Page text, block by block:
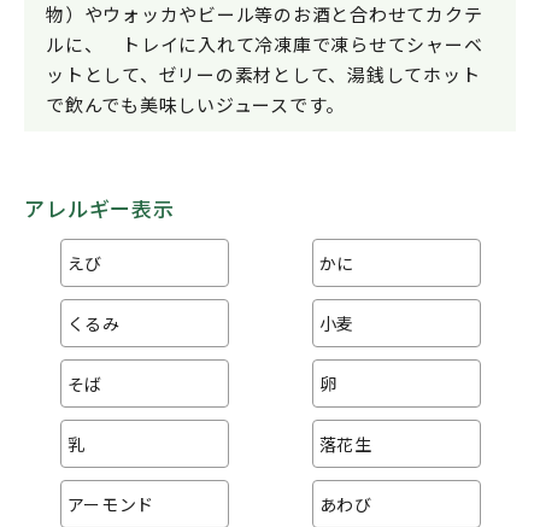
物）やウォッカやビール等のお酒と合わせてカクテ
ルに、 トレイに入れて冷凍庫で凍らせてシャーベ
ットとして、ゼリーの素材として、湯銭してホット
で飲んでも美味しいジュースです。
アレルギー表示
えび かに
くるみ 小麦
そば 卵
乳 落花生
アーモンド あわび